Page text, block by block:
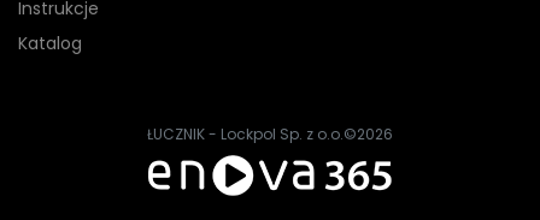
Instrukcje
Katalog
ŁUCZNIK - Lockpol Sp. z o.o.©2026